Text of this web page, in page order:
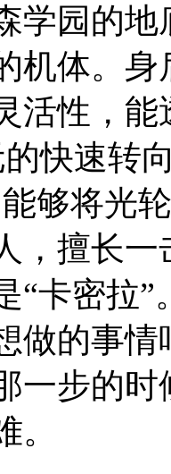
学园的地
机体。身
活性，
快速转
能够将光
，擅长
“卡密拉”
做的事
一步的
。